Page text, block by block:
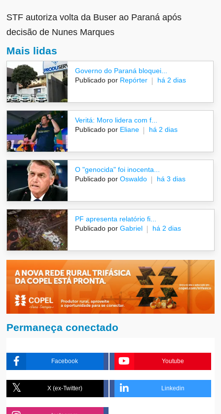
STF autoriza volta da Buser ao Paraná após
decisão de Nunes Marques
Mais lidas
Governo do Paraná bloquei...
Publicado por Repórter há 2 dias
Veritá: Moro lidera com f...
Publicado por Eliane há 2 dias
O "genocida" foi inocenta...
Publicado por Oswaldo há 3 dias
PF apresenta relatório fi...
Publicado por Gabriel há 2 dias
Permaneça conectado
Facebook Youtube
X (ex-Twitter) Linkedin